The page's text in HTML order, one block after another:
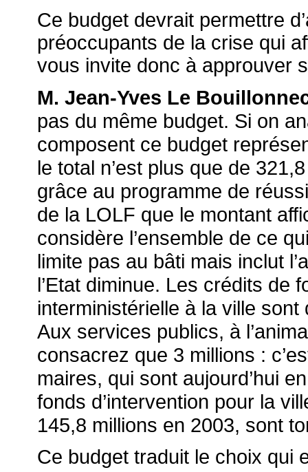
Ce budget devrait permettre
préoccupants de la crise qui
vous invite donc à approuver
M. Jean-Yves Le
pas du même budget. Si on
composent ce budget
le total n’est plus que de
grâce au programme de
de la LOLF que le montant
considère l’ensemble de ce
limite pas au bâti mais inclut
l’Etat diminue. Les crédits de
interministérielle à la ville
Aux services publics, à
consacrez que 3 millions :
maires, qui sont aujourd’hui
fonds d’intervention pour la
145,8 millions en 2003, sont
Ce budget traduit le choix qui